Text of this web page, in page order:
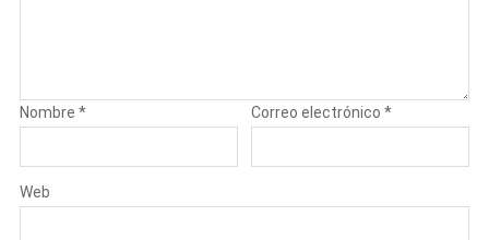
Nombre * Correo electrónico*
Web